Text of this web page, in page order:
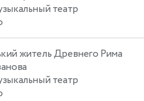
театр
житель Древнего Рима
театр